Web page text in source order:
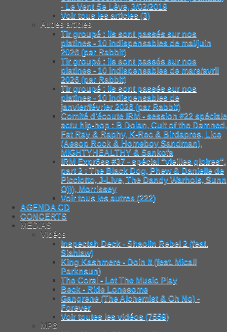
- Le Vent Se Lève, 3/02/2019
Voir tous les articles (3)
Autres articles
Tir groupé : ils sont passés sur nos
platines - 10 indispensables de mai/juin
2026 (par Rabbit)
Tir groupé : ils sont passés sur nos
platines - 10 indispensables de mars/avril
2026 (par Rabbit)
Tir groupé : ils sont passés sur nos
platines - 10 indispensables de
janvier/février 2026 (par Rabbit)
Comité d’écoute IRM - session #22 spéciale
actu hip-hop : B Dolan, Cult of the Damned,
Fat Ray & Raphy, K-Rec & Birdapres, Lice
(Aesop Rock & Homeboy Sandman),
MIGHTYHEALTHY & Sankofa
IRM Expr6ss #37 - spécial "vieilles gloires",
part 2 : The Black Dog, Phew & Danielle de
Picciotto, J-Live, The Dandy Warhols, Sunn
O))), Morrissey
Voir tous les autres (222)
AGENDA CD
CONCERTS
MEDIAS
Vidéos
Inspectah Deck - Shaolin Rebel 2 (feat.
Siahlaw)
King Kashmere - Doin It (feat. Micall
Parknsun)
The Coral - Let The Music Play
Beck - Ride Lonesome
Gangrene (The Alchemist & Oh No) -
Forever
Voir toutes les vidéos (7559)
MP3